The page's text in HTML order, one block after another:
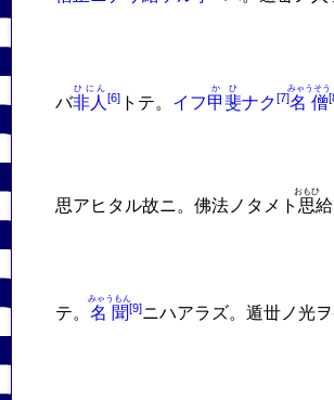
バ非人
ひにん
トテ。 イフ甲斐
かひ
ナク 名僧
みゃうそう
思アヒタル故ニ。佛法ノタメト 思
おもひ
給
テ。 名聞
みゃうもん
ニハアラズ。遁丗ノ光